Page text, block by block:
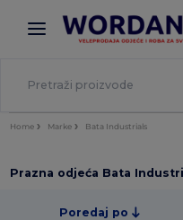
× Aplikacija
Bolje cijene u
Home Marke Bata Industrials
Prazna odjeća Bata
Poredaj po